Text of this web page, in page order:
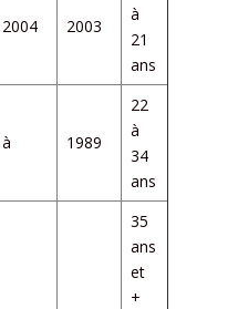
2004 2003
à
21
ans
à 1989
22
à
34
ans
35
ans
et
+